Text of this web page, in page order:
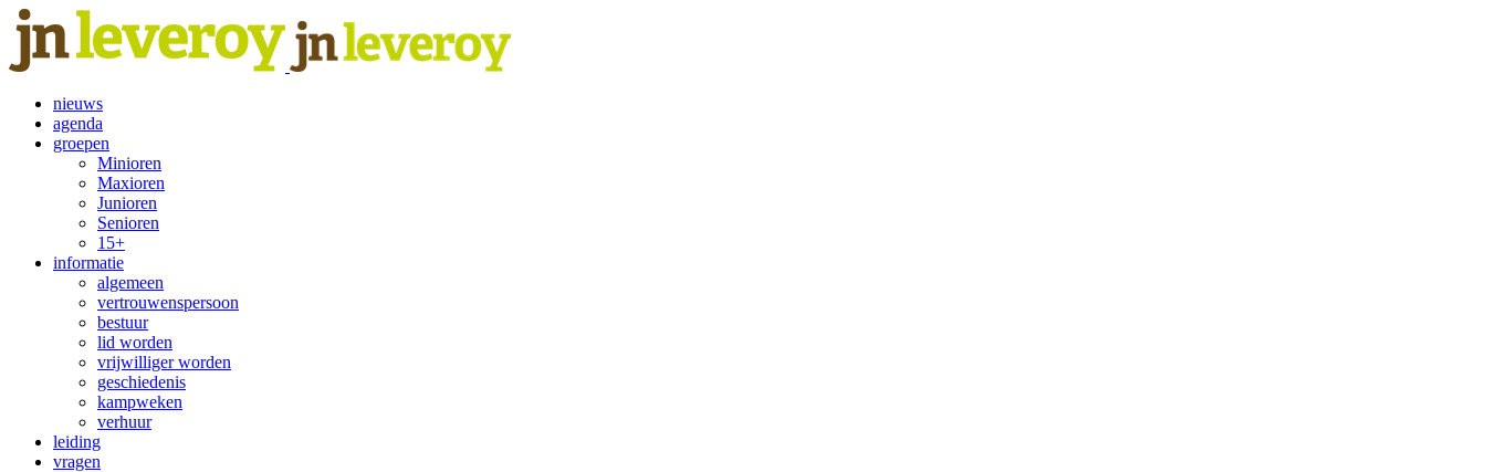
Ga
naar
inhoud
nieuws
agenda
groepen
Minioren
Maxioren
Junioren
Senioren
15+
informatie
algemeen
vertrouwenspersoon
bestuur
lid worden
vrijwilliger worden
geschiedenis
kampweken
verhuur
leiding
vragen